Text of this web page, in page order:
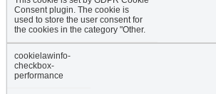
Consent plugin. The cookie is
used to store the user consent for
the cookies in the category "Other.
cookielawinfo-
checkbox-
performance